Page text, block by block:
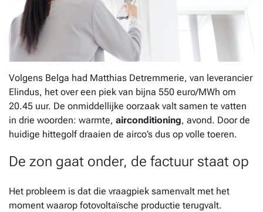
Volgens Belga had Matthias Detremmerie, van leverancier
Elindus, het over een piek van bijna 550 euro/MWh om
20.45 uur. De onmiddellijke oorzaak valt samen te vatten
in drie woorden: warmte, airconditioning, avond. Door de
huidige hittegolf draaien de airco’s dus op volle toeren.
De zon gaat onder, de factuur staat op
Het probleem is dat die vraagpiek samenvalt met het
moment waarop fotovoltaïsche productie terugvalt.